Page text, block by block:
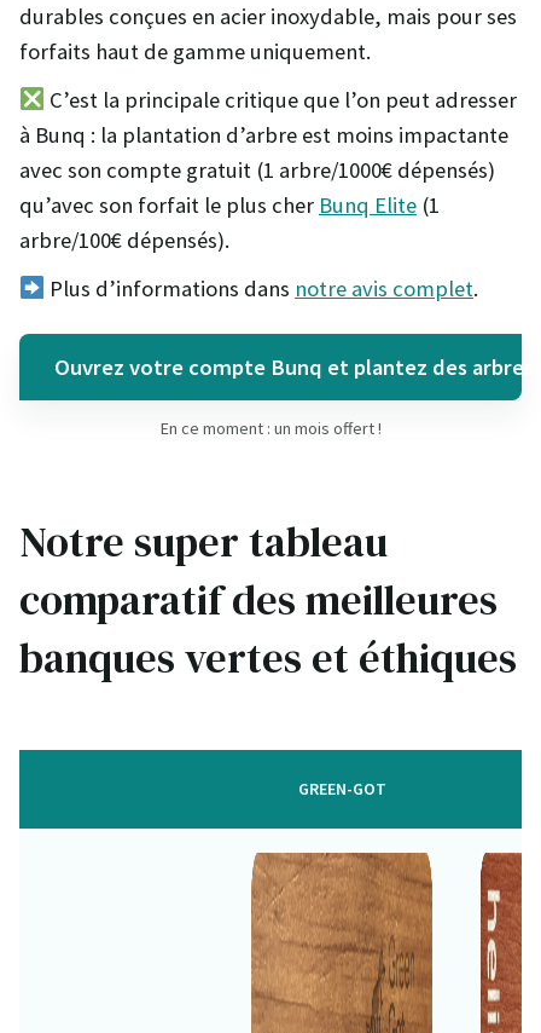
durables conçues en acier inoxydable, mais pour ses
forfaits haut de gamme uniquement.
C’est la principale critique que l’on peut adresser
à Bunq : la plantation d’arbre est moins impactante
avec son compte gratuit (1 arbre/1000€ dépensés)
qu’avec son forfait le plus cher Bunq Elite (1
arbre/100€ dépensés).
Plus d’informations dans notre avis complet.
Ouvrez votre compte Bunq et plantez des arbres
En ce moment : un mois offert !
Notre super tableau
comparatif des meilleures
banques vertes et éthiques
GREEN-GOT